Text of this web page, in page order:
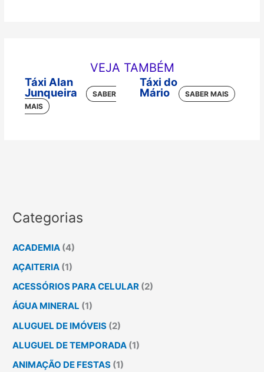
VEJA TAMBÉM
Táxi Alan
Junqueira
Táxi do
Mário
Categorias
ACADEMIA (4)
AÇAITERIA (1)
ACESSÓRIOS PARA CELULAR (2)
ÁGUA MINERAL (1)
ALUGUEL DE IMÓVEIS (2)
ALUGUEL DE TEMPORADA (1)
ANIMAÇÃO DE FESTAS (1)